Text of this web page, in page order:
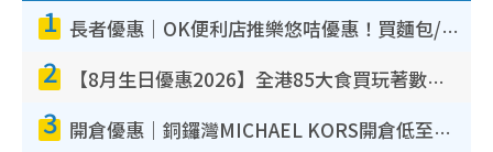
1 長者優惠｜OK便利店推樂悠咭優惠！買麵包/牛奶/保健品拍卡即減
2 【8月生日優惠2026】全港85大食買玩著數攻略 自助餐/火鍋放題同行免費＋誠品/DONKI送現金券
3 開倉優惠｜銅鑼灣MICHAEL KORS開倉低至17折！直擊$500起買手袋/銀包/鞋款 必買經典Jet Set系列